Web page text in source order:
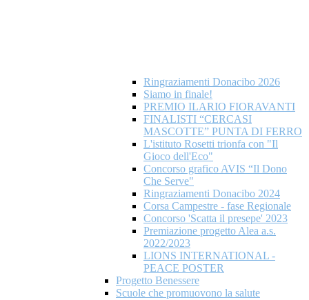
Ringraziamenti Donacibo 2026
Siamo in finale!
PREMIO ILARIO FIORAVANTI
FINALISTI “CERCASI
MASCOTTE” PUNTA DI FERRO
L'istituto Rosetti trionfa con "Il
Gioco dell'Eco"
Concorso grafico AVIS “Il Dono
Che Serve"
Ringraziamenti Donacibo 2024
Corsa Campestre - fase Regionale
Concorso 'Scatta il presepe' 2023
Premiazione progetto Alea a.s.
2022/2023
LIONS INTERNATIONAL -
PEACE POSTER
Progetto Benessere
Scuole che promuovono la salute